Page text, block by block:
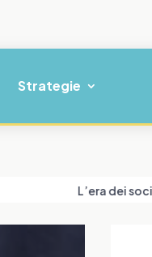
Strategie
L’era dei social